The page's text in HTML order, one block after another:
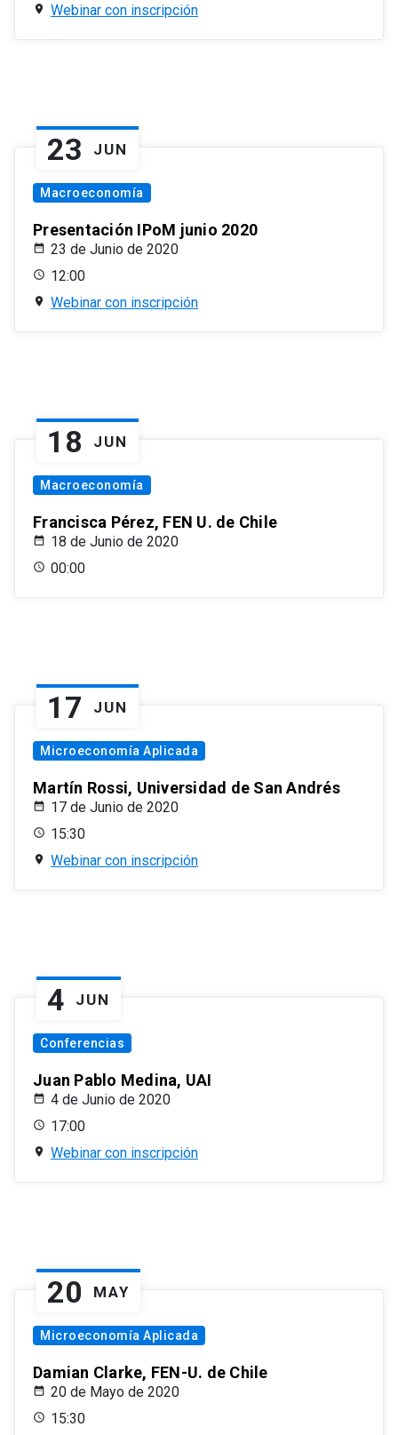
Webinar con inscripción
23 JUN
Macroeconomía
Presentación IPoM junio 2020
23 de Junio de 2020
12:00
Webinar con inscripción
18 JUN
Macroeconomía
Francisca Pérez, FEN U. de Chile
18 de Junio de 2020
00:00
17 JUN
Microeconomía Aplicada
Martín Rossi, Universidad de San Andrés
17 de Junio de 2020
15:30
Webinar con inscripción
4 JUN
Conferencias
Juan Pablo Medina, UAI
4 de Junio de 2020
17:00
Webinar con inscripción
20 MAY
Microeconomía Aplicada
Damian Clarke, FEN-U. de Chile
20 de Mayo de 2020
15:30